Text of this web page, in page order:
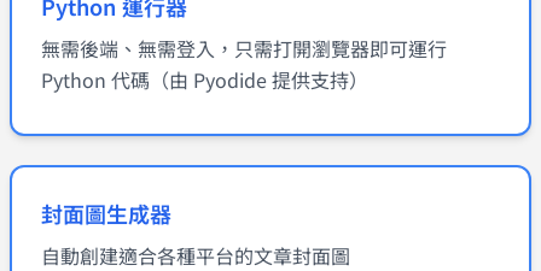
無需後端、無需登入，只需打開瀏覽器即可運行
Python 代碼（由 Pyodide 提供支持）
封面圖生成器
自動創建適合各種平台的文章封面圖